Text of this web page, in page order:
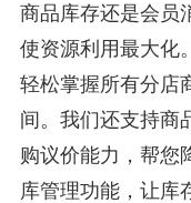
商品库存还是会员
使资源利用最大化
轻松掌握所有分店
间。我们还支持商
购议价能力，帮您
库管理功能，让库